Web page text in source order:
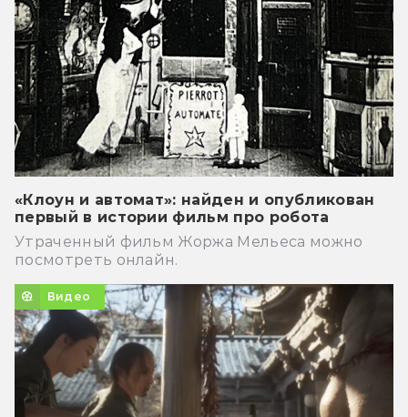
«Клоун и автомат»: найден и опубликован
первый в истории фильм про робота
Утраченный фильм Жоржа Мельеса можно
посмотреть онлайн.
Видео